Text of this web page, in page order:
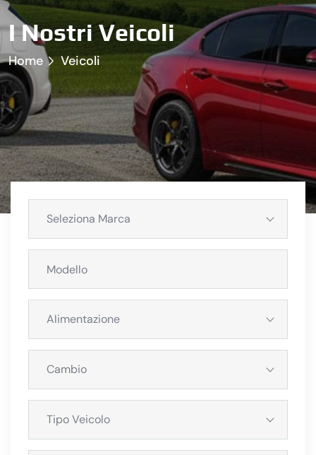
I Nostri Veicoli
Home Veicoli
Seleziona Marca
Alimentazione
Cambio
Tipo Veicolo